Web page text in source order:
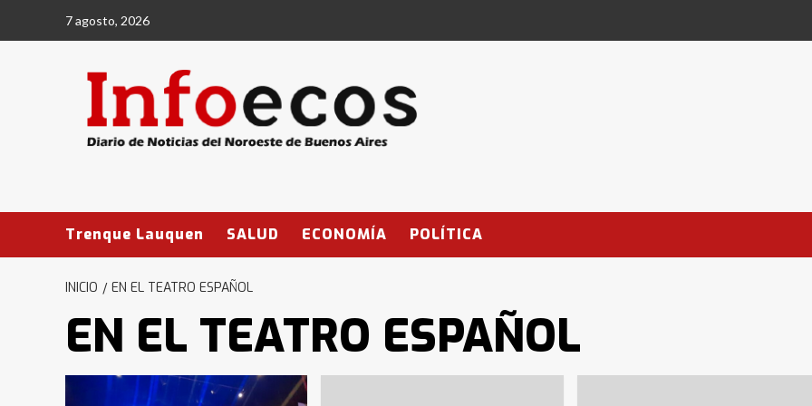
7 agosto, 2026
Trenque Lauquen SALUD ECONOMÍA POLÍTICA
INICIO EN EL TEATRO ESPAÑOL
EN EL TEATRO ESPAÑOL